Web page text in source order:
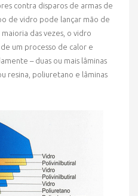
contra disparos de armas de
de vidro pode lançar mão de
das vezes, o vidro
um processo de calor e
– duas ou mais lâminas
resina, poliuretano e lâminas